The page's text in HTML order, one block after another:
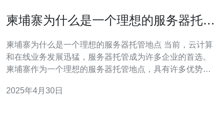
柬埔寨为什么是一个理想的服务器托管
柬埔寨为什么是一个理想的服务器托管地点 当前，云计算
和在线业务发展迅猛，服务器托管成为许多企业的首选。
柬埔寨作为一个理想的服务器托管地点，具有许多优势和
他国家有着良好的连接，包括中国、印度、新加坡等。这
2025年4月30日